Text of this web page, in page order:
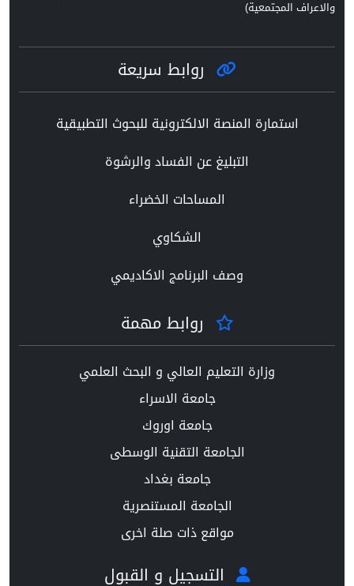
والاعراف المجتمعية)
روابط سريعة
استمارة المنصة الالكترونية للبحوث التطبيقية
التبليغ عن الفساد والرشوة
المساحات الخضراء
الشكاوي
وصف البرنامج الاكاديمي
روابط مهمة
وزارة التعليم العالي و البحث العلمي
جامعة الاسراء
جامعة اوروك
الجامعة التقنية الوسطى
جامعة بغداد
الجامعة المستنصرية
مواقع ذات صلة اخرى
التسجيل و القبول